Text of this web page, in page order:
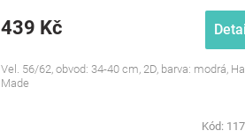
439 Kč
Vel. 56/62, obvod: 34-40 cm, 2D, barva: modrá,
Made
Kód: